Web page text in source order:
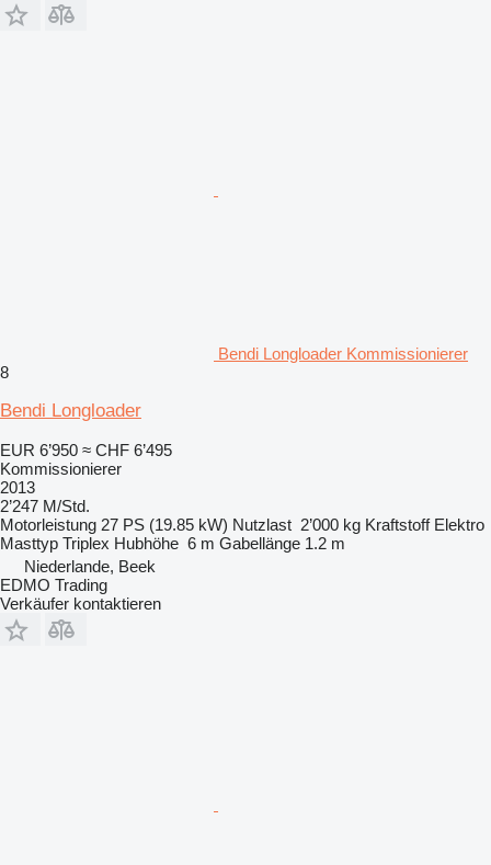
Bendi Longloader Kommissionierer
8
Bendi Longloader
EUR 6’950 ≈ CHF 6’495
Kommissionierer
2013
2’247 M/Std.
Motorleistung 27 PS (19.85 kW) Nutzlast 2’000 kg Kraftstoff Elektro
Masttyp Triplex Hubhöhe 6 m Gabellänge 1.2 m
Niederlande, Beek
EDMO Trading
Verkäufer kontaktieren